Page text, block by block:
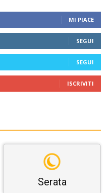
MI PIACE
SEGUI
SEGUI
ISCRIVITI
Serata